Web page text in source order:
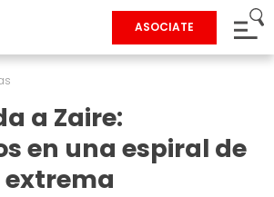
ASOCIATE
a Zaire:
en una espiral de